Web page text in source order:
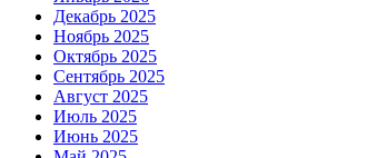
Декабрь 2025
Ноябрь 2025
Октябрь 2025
Сентябрь 2025
Август 2025
Июль 2025
Июнь 2025